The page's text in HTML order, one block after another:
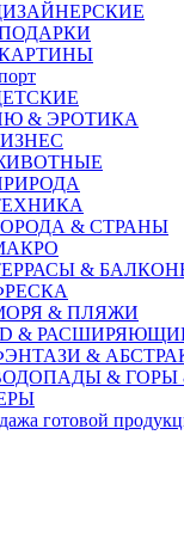
& ЭРОТИКА
& СТРАНЫ
&
& ПЛЯЖИ
&
&
& ГОРЫ
готовой